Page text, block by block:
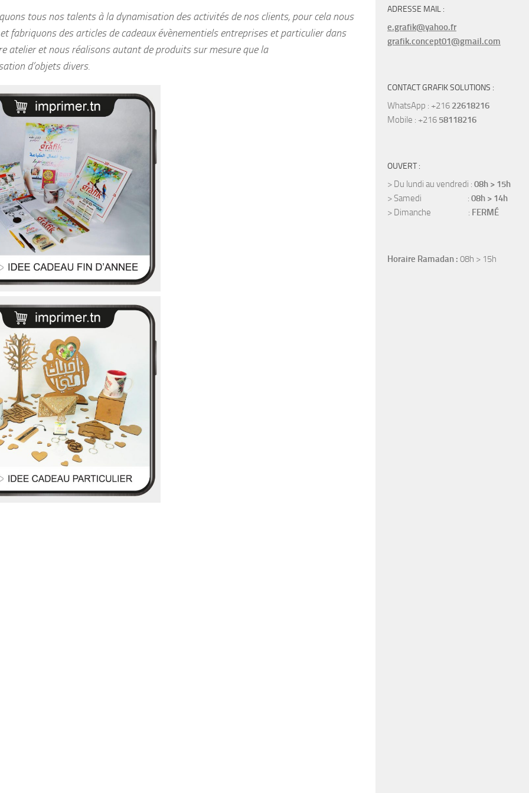
tous nos talents à la dynamisation des activités de nos clients, pour cela nous
fabriquons des articles de cadeaux évènementiels entreprises et particulier dans
atelier et nous réalisons autant de produits sur mesure que la
d’objets divers.
ADRESSE MAIL :
e.grafik@yahoo.fr
grafik.concept01@gmail.com
CONTACT GRAFIK SOLUTIONS :
WhatsApp : +216 22618216
Mobile : +216 58118216
OUVERT :
> Du lundi au vendredi : 08h > 15h
> Samedi : 08h > 14h
> Dimanche : FERMÉ
Horaire Ramadan : 08h > 15h